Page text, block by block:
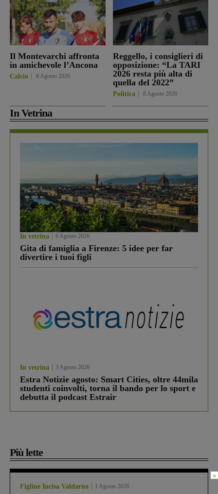
Il Montevarchi affronta
in amichevole l’Ancona
Calcio 8 Agosto 2026
Reggello, i consiglieri di
opposizione: “La TARI
2026 resta più alta di
quella del 2022”
Politica 8 Agosto 2026
In Vetrina
In vetrina 6 Agosto 2026
Gita di famiglia a Firenze: 5 idee per far
divertire i tuoi figli
In vetrina 3 Agosto 2026
Estra Notizie agosto: Smart Cities, oltre 44mila
studenti coinvolti, torna il bando per lo sport e
debutta il podcast Estrair
Più lette
Figline Incisa Valdarno 1 Agosto 2026
×